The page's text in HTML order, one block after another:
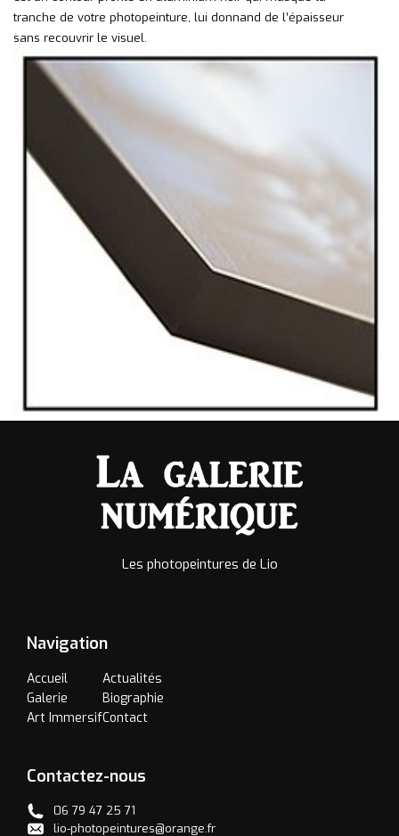
tranche de votre photopeinture, lui donnand de l’épaisseur
sans recouvrir le visuel.
Les photopeintures de Lio
Navigation
Accueil
Galerie
Art Immersif
Actualités
Biographie
Contact
Contactez-nous
06 79 47 25 71
lio-photopeintures@orange.fr